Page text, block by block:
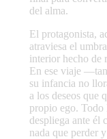
del alma.
El protagonista,
atraviesa el
interior hecho de
En ese viaje
su infancia no
a los deseos que
propio ego. Todo
despliega ante él
nada que perder